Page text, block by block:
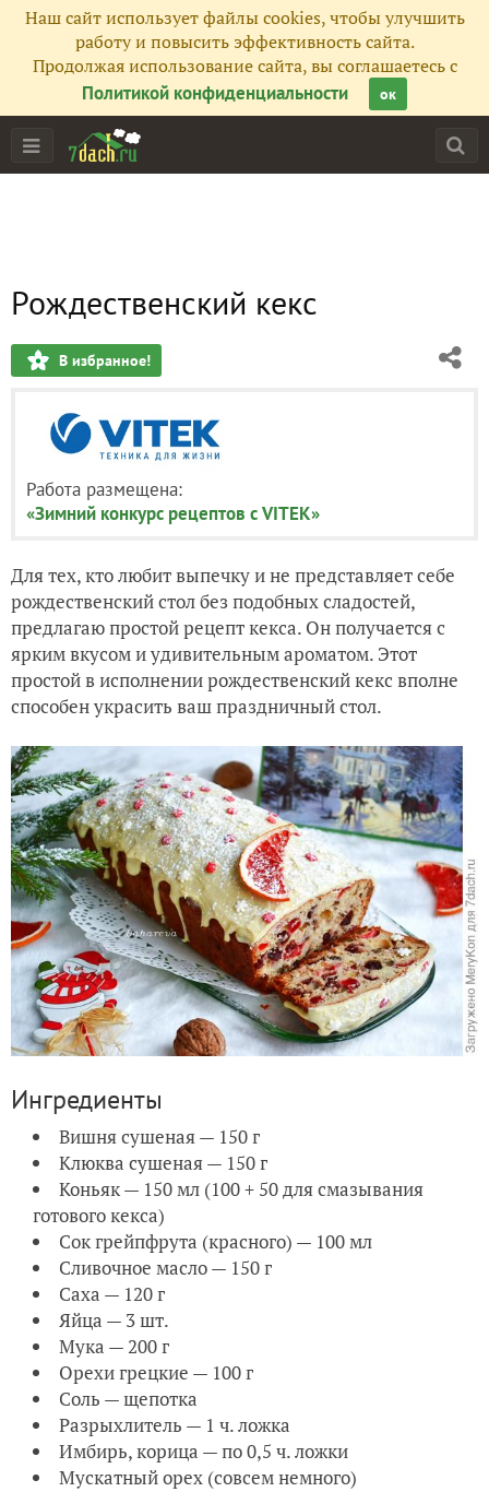
Наш сайт использует файлы cookies, чтобы улучшить
работу и повысить эффективность сайта.
Продолжая использование сайта, вы соглашаетесь с
Политикой конфиденциальности
ок
Рождественский кекс
В избранное!
Работа размещена:
«Зимний конкурс рецептов с VITEK»
Для тех, кто любит выпечку и не представляет себе
рождественский стол без подобных сладостей,
предлагаю простой рецепт кекса. Он получается с
ярким вкусом и удивительным ароматом. Этот
простой в исполнении рождественский кекс вполне
способен украсить ваш праздничный стол.
Ингредиенты
Вишня сушеная — 150 г
Клюква сушеная — 150 г
Коньяк — 150 мл (100 + 50 для смазывания
готового кекса)
Сок грейпфрута (красного) — 100 мл
Сливочное масло — 150 г
Саха — 120 г
Яйца — 3 шт.
Мука — 200 г
Орехи грецкие — 100 г
Соль — щепотка
Разрыхлитель — 1 ч. ложка
Имбирь, корица — по 0,5 ч. ложки
Мускатный орех (совсем немного)